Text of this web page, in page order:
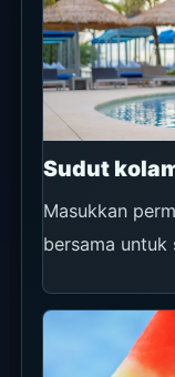
Sudut
Masukkan
bersama untuk